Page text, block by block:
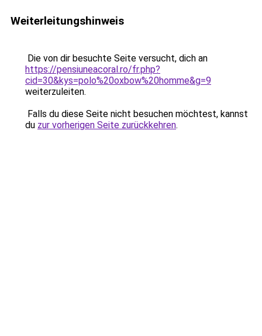
Weiterleitungshinweis
Die von dir besuchte Seite versucht, dich an
https://pensiuneacoral.ro/fr.php?
cid=30&kys=polo%20oxbow%20homme&g=9
weiterzuleiten.
Falls du diese Seite nicht besuchen möchtest, kannst
du zur vorherigen Seite zurückkehren.